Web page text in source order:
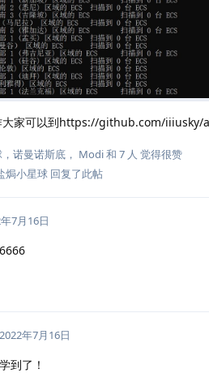
大家可以到https://github.com/iiiusky/
， 诺曼诺斯底 ， Modi和 7 人 觉得很赞
焗小星球 回复了此帖
7月16日
6666
2022年7月16日
学到了！